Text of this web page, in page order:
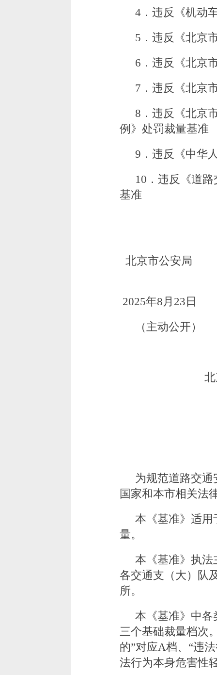
4．违反《机动
5．违反《北京
6．违反《北京
7．违反《北京
8．违反《北京
例》处罚裁量基准
9．违反《中华
10．违反《道
基准
北京市公安局
2025年8月23日
（主动公开）
为规范道路交
国家和本市相关法
本《基准》适用
量。
本《基准》执法
各交通支（大）队
所。
本《基准》中各
三个基础裁量档次
的”对应A档、“违
法行为本身危害性